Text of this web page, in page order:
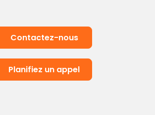
Contactez-nous
Planifiez un appel